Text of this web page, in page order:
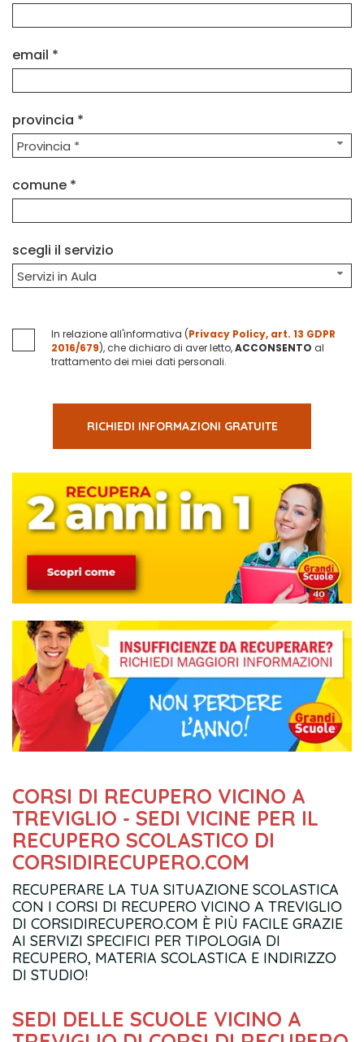
email *
provincia *
Provincia *
comune *
scegli il servizio
Servizi in Aula
In relazione all'informativa (Privacy Policy, art. 13 GDPR
2016/679), che dichiaro di aver letto,ACCONSENTO al
trattamento dei miei dati personali.
CORSI DI RECUPERO VICINO A
TREVIGLIO - SEDI VICINE PER IL
RECUPERO SCOLASTICO DI
CORSIDIRECUPERO.COM
RECUPERARE LA TUA SITUAZIONE SCOLASTICA
CON I CORSI DI RECUPERO VICINO A TREVIGLIO
DI CORSIDIRECUPERO.COM È PIÙ FACILE GRAZIE
AI SERVIZI SPECIFICI PER TIPOLOGIA DI
RECUPERO, MATERIA SCOLASTICA E INDIRIZZO
DI STUDIO!
SEDI DELLE SCUOLE VICINO A